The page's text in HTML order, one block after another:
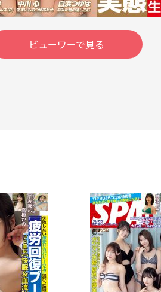
ビューワーで見る